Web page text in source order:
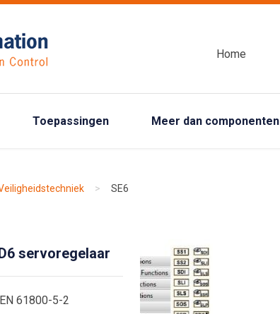
Home
Toepassingen Meer dan componenten
> SE6
servoregelaar
61800-5-2